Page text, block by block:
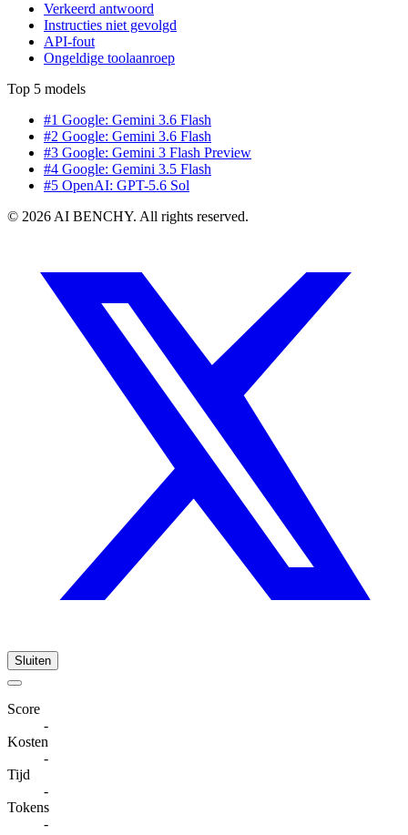
Verkeerd antwoord
Instructies niet gevolgd
API-fout
Ongeldige toolaanroep
Top 5 models
#1 Google: Gemini 3.6 Flash
#2 Google: Gemini 3.6 Flash
#3 Google: Gemini 3 Flash Preview
#4 Google: Gemini 3.5 Flash
#5 OpenAI: GPT-5.6 Sol
© 2026 AI BENCHY. All rights reserved.
Sluiten
Score
-
Kosten
-
Tijd
-
Tokens
-